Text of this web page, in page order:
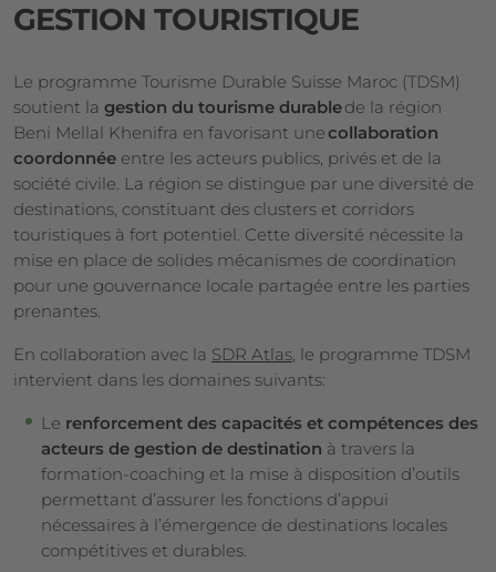
GESTION TOURISTIQUE
Le programme Tourisme Durable Suisse Maroc (TDSM)
soutient la gestion du tourisme durablede la région
Beni Mellal Khenifra en favorisant unecollaboration
coordonnée entre les acteurs publics, privés et de la
société civile. La région se distingue par une diversité de
destinations, constituant des clusters et corridors
touristiques à fort potentiel. Cette diversité nécessite la
mise en place de solides mécanismes de coordination
pour une gouvernance locale partagée entre les parties
prenantes.
En collaboration avec la SDR Atlas , le programme TDSM
intervient dans les domaines suivants:
Le renforcement des capacités et compétences des
acteurs de gestion de destination à travers la
formation-coaching et la mise à disposition d’outils
permettant d’assurer les fonctions d’appui
nécessaires à l’émergence de destinations locales
compétitives et durables.